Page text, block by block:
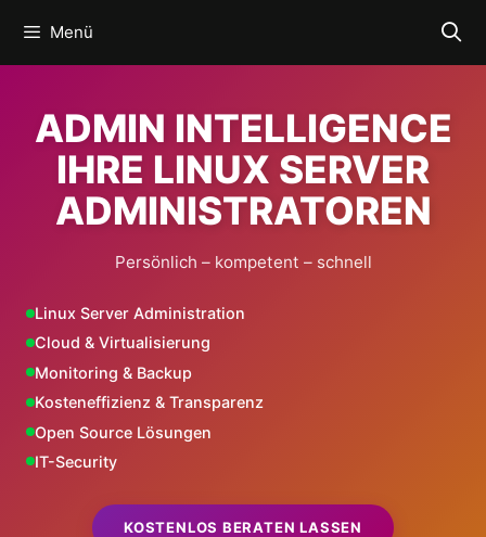
Inhalt
springen
Menü
ADMIN INTELLIGENCE
IHRE LINUX SERVER
ADMINISTRATOREN
Persönlich – kompetent – schnell
Linux Server Administration
Cloud & Virtualisierung
Monitoring & Backup
Kosteneffizienz & Transparenz
Open Source Lösungen
IT-Security
KOSTENLOS BERATEN LASSEN